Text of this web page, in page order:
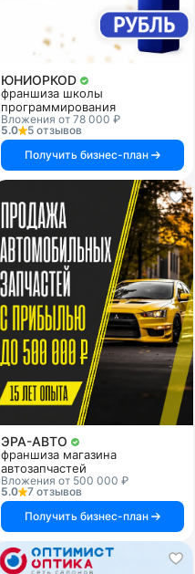
ЮНИОРКОD
франшиза школы
программирования
Вложения от 78 000 ₽
5.0
5 отзывов
Получить бизнес-план
ЭРА-АВТО
франшиза магазина
автозапчастей
Вложения от 500 000 ₽
5.0
7 отзывов
Получить бизнес-план